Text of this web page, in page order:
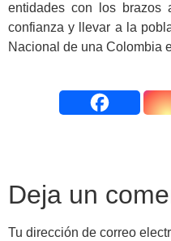
entidades con los brazos
confianza y llevar a la
Nacional de una Colombia
Deja un
Tu dirección de correo